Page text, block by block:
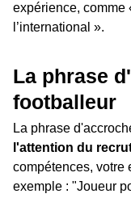
expérience, comme
l’international ».
La phrase
footballeur
La phrase
l'attention du
compétences, votre
exemple : "Joueur